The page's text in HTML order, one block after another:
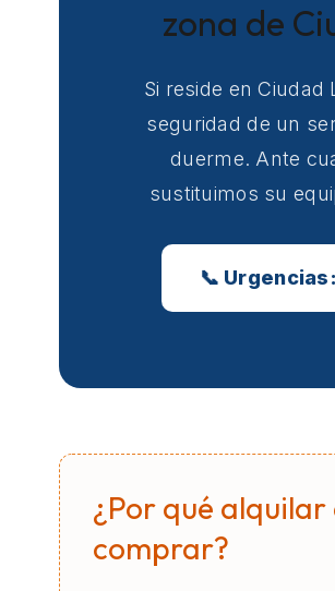
zona de
Si reside en
seguridad de un
duerme. Ante
sustituimos su
📞
¿Por qué
comprar?